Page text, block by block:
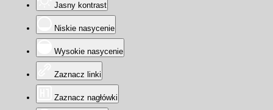
Jasny kontrast
Niskie nasycenie
Wysokie nasycenie
Zaznacz linki
Zaznacz nagłówki